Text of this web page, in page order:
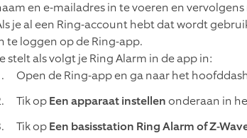
en e-mailadres in te voeren en
je al een Ring-account hebt dat wordt
te loggen op de Ring-app.
stelt als volgt je Ring Alarm in de app in:
Open de Ring-app en ga naar het
Tik opEen apparaat instellenonderaan in
Tik opEen basisstation Ring Alarm of Z-